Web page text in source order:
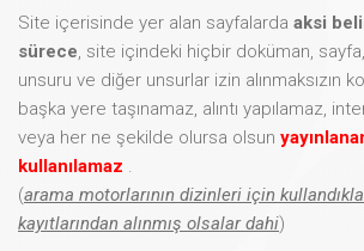
Site içerisinde yer alan sayfalarda aksi
sürece, site içindeki hiçbir doküman,
unsuru ve diğer unsurlar izin alınmaksızın
başka yere taşınamaz, alıntı yapılamaz,
veya her ne şekilde olursa olsun
kullanılamaz .
(arama motorlarının dizinleri için
kayıtlarından alınmış olsalar dahi)